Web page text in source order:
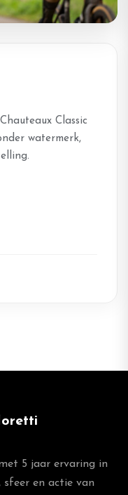
Classic
watermerk,
5 jaar ervaring in
sfeer en actie van